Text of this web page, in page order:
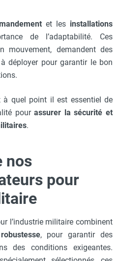
et les installations
de l’adaptabilité. Ces
mouvement, demandent des
déployer pour garantir le bon
à quel point il est essentiel de
pourassurer la sécurité et
.
nos
pour
l’industrie militaire combinent
robustesse, pour garantir des
des conditions exigeantes.